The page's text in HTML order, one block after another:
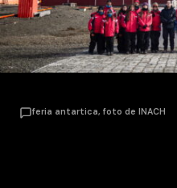
feria antartica, foto de INACH